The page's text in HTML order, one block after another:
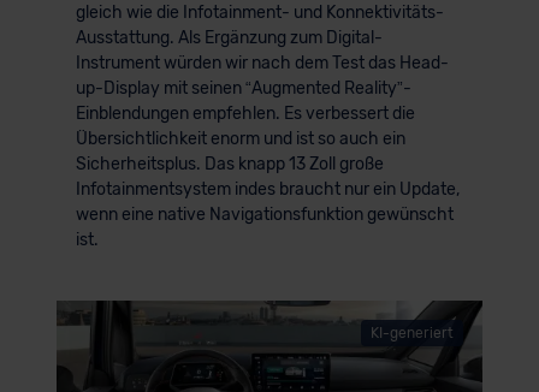
gleich wie die Infotainment- und Konnektivitäts-
Ausstattung. Als Ergänzung zum Digital-
Instrument würden wir nach dem Test das Head-
up-Display mit seinen “Augmented Reality”-
Einblendungen empfehlen. Es verbessert die
Übersichtlichkeit enorm und ist so auch ein
Sicherheitsplus. Das knapp 13 Zoll große
Infotainmentsystem indes braucht nur ein Update,
wenn eine native Navigationsfunktion gewünscht
ist.
KI-generiert